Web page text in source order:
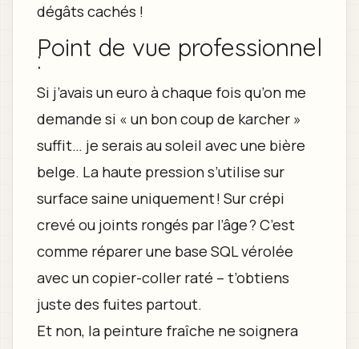
dégâts cachés !
Point de vue professionnel
:
Si j’avais un euro à chaque fois qu’on me
demande si « un bon coup de karcher »
suffit… je serais au soleil avec une bière
belge. La haute pression s’utilise sur
surface saine uniquement ! Sur crépi
crevé ou joints rongés par l’âge ? C’est
comme réparer une base SQL vérolée
avec un copier-coller raté – t’obtiens
juste des fuites partout.
Et non, la peinture fraîche ne soignera